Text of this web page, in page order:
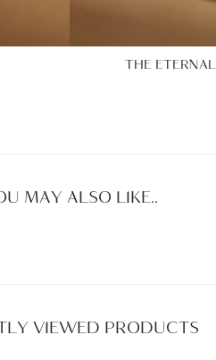
THE
MAY ALSO LIKE..
VIEWED PRODUCTS